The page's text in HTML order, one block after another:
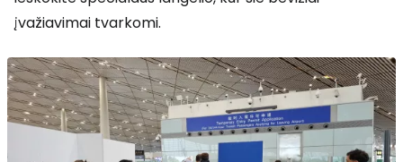
įvažiavimai tvarkomi.